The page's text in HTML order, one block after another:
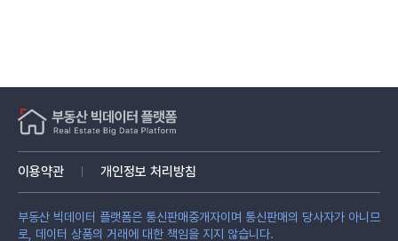
이용약관 개인정보 처리방침
부동산 빅데이터 플랫폼은 통신판매중개자이며 통신판매의 당사자가 아니므
로, 데이터 상품의 거래에 대한 책임을 지지 않습니다.